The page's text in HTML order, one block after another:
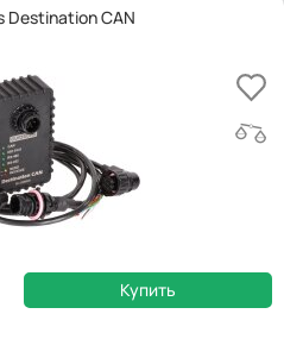
Destination CAN
Купить